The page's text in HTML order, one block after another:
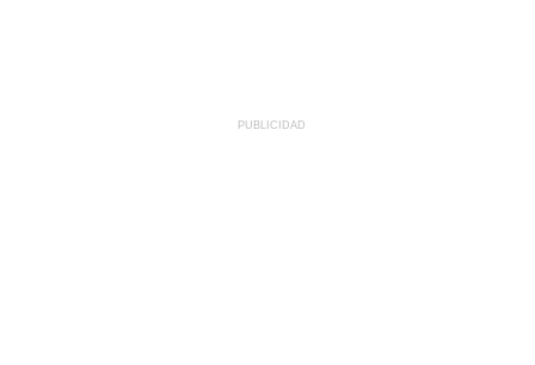
PUBLICIDAD